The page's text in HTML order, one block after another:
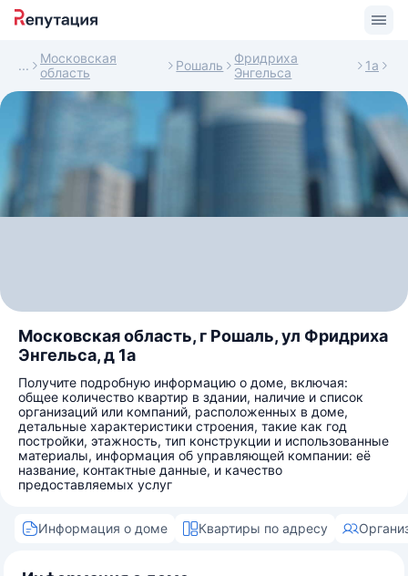
Московская
область
Рошаль
Фридриха
Энгельса
1а
Московская область, г Рошаль, ул Фридриха
Энгельса, д 1а
Получите подробную информацию о доме, включая:
общее количество квартир в здании, наличие и список
организаций или компаний, расположенных в доме,
детальные характеристики строения, такие как год
постройки, этажность, тип конструкции и использованные
материалы, информация об управляющей компании: её
название, контактные данные, и качество
предоставляемых услуг
Информация о доме Квартиры по адресу